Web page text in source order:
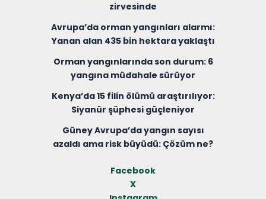
zirvesinde
Avrupa’da orman yangınları alarmı:
Yanan alan 435 bin hektara yaklaştı
Orman yangınlarında son durum: 6
yangına müdahale sürüyor
Kenya’da 15 filin ölümü araştırılıyor:
Siyanür şüphesi güçleniyor
Güney Avrupa’da yangın sayısı
azaldı ama risk büyüdü: Çözüm ne?
Facebook
X